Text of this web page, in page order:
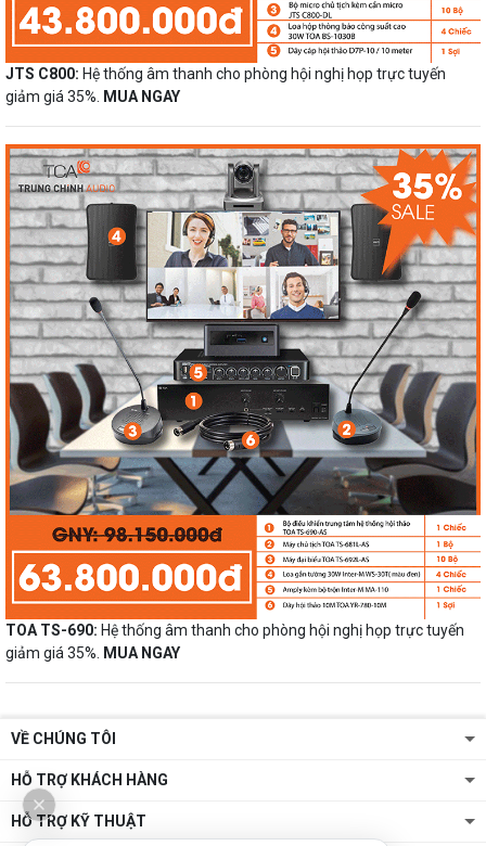
JTS C800: Hệ thống âm thanh cho phòng hội nghị họp trực tuyến
giảm giá 35%. MUA NGAY
TOA TS-690: Hệ thống âm thanh cho phòng hội nghị họp trực tuyến
giảm giá 35%. MUA NGAY
VỀ CHÚNG TÔI
HỖ TRỢ KHÁCH HÀNG
HỖ TRỢ KỸ THUẬT